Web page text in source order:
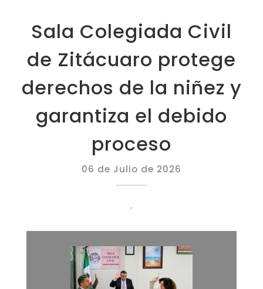
Sala Colegiada Civil
de Zitácuaro protege
derechos de la niñez y
garantiza el debido
proceso
06 de Julio de 2026
.